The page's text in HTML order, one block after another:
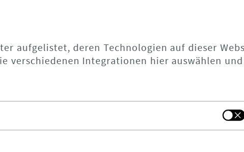
aufgelistet, deren Technologien auf dieser
verschiedenen Integrationen hier auswählen und